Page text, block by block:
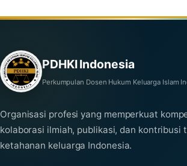
PDHKI Indonesia
Perkumpulan Dosen Hukum Keluarga Islam
Organisasi profesi yang memperkuat
kolaborasi ilmiah, publikasi, dan kontribusi
ketahanan keluarga Indonesia.